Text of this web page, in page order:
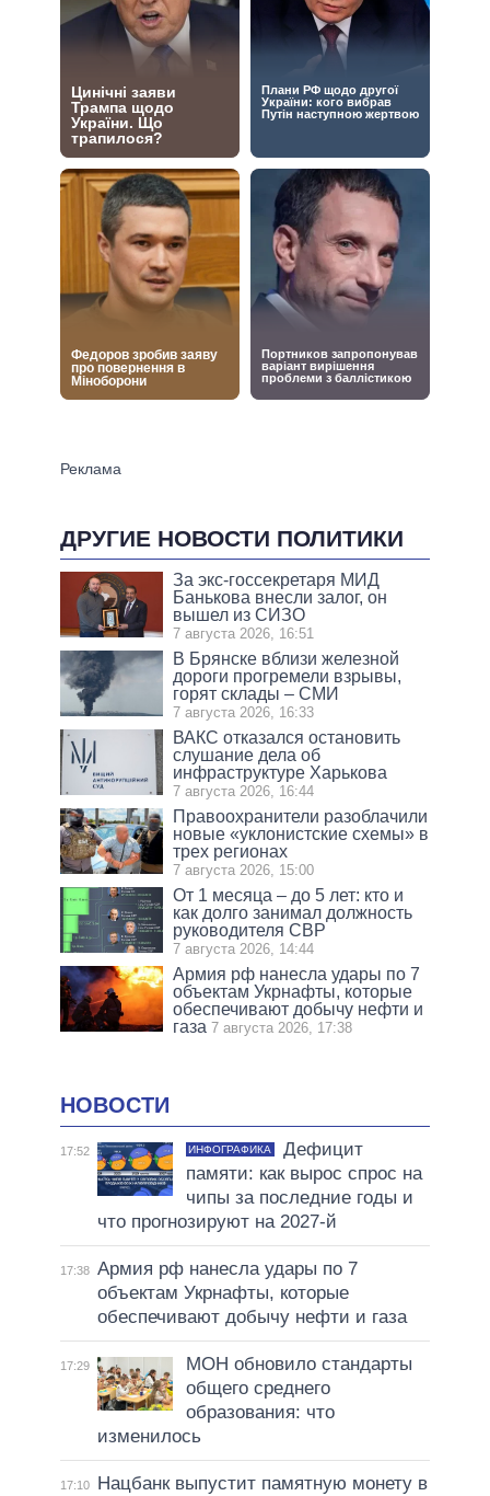
ДРУГИЕ НОВОСТИ ПОЛИТИКИ
За экс-госсекретаря МИД
Банькова внесли залог, он
вышел из СИЗО
7 августа 2026, 16:51
В Брянске вблизи железной
дороги прогремели взрывы,
горят склады – СМИ
7 августа 2026, 16:33
ВАКС отказался остановить
слушание дела об
инфраструктуре Харькова
7 августа 2026, 16:44
Правоохранители разоблачили
новые «уклонистские схемы» в
трех регионах
7 августа 2026, 15:00
От 1 месяца – до 5 лет: кто и
как долго занимал должность
руководителя СВР
7 августа 2026, 14:44
Армия рф нанесла удары по 7
объектам Укрнафты, которые
обеспечивают добычу нефти и
газа 7 августа 2026, 17:38
НОВОСТИ
17:52 ИНФОГРАФИКА
Дефицит
памяти: как вырос спрос на
чипы за последние годы и
что прогнозируют на 2027-й
17:38 Армия рф нанесла удары по 7
объектам Укрнафты, которые
обеспечивают добычу нефти и газа
17:29
МОН обновило стандарты
общего среднего
образования: что
изменилось
17:10
Нацбанк выпустит памятную монету в